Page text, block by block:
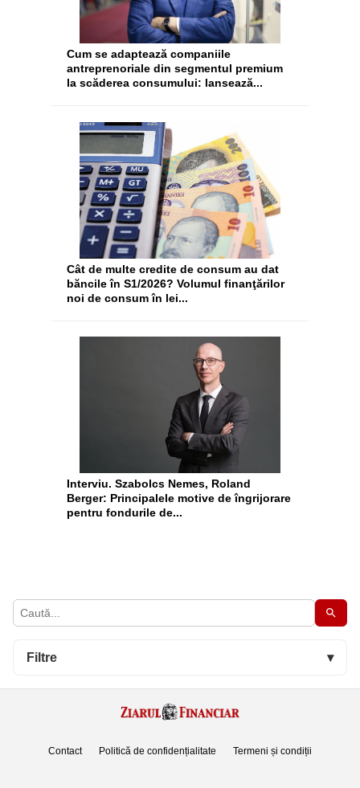
Filtre ▾
Cum se adaptează companiile
antreprenoriale din segmentul premium
la scăderea consumului: lansează...
Cât de multe credite de consum au dat
băncile în S1/2026? Volumul finanţărilor
noi de consum în lei...
Interviu. Szabolcs Nemes, Roland
Berger: Principalele motive de îngrijorare
pentru fondurile de...
Contact Politică de confidențialitate Termeni și condiții